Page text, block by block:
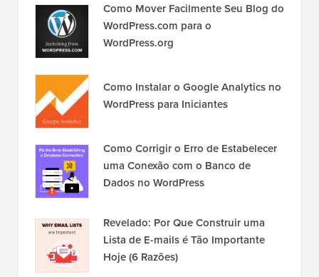
Como Mover Facilmente Seu Blog do
WordPress.com para o
WordPress.org
Como Instalar o Google Analytics no
WordPress para Iniciantes
Como Corrigir o Erro de Estabelecer
uma Conexão com o Banco de
Dados no WordPress
Revelado: Por Que Construir uma
Lista de E-mails é Tão Importante
Hoje (6 Razões)